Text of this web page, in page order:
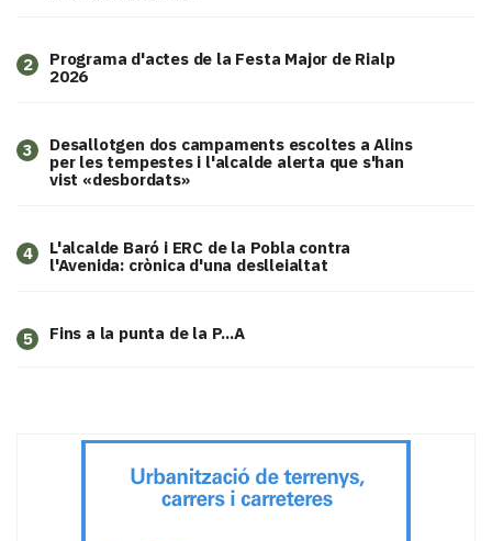
2
Programa d'actes de la Festa Major de Rialp
2026
3
​Desallotgen dos campaments escoltes a Alins
per les tempestes i l'alcalde alerta que s'han
vist «desbordats»
4
L'alcalde Baró i ERC de la Pobla contra
l'Avenida: crònica d'una deslleialtat
5 Fins a la punta de la P...A